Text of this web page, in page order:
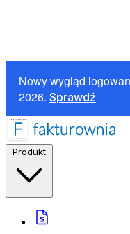
Nowy wygląd
2026. Sprawdź